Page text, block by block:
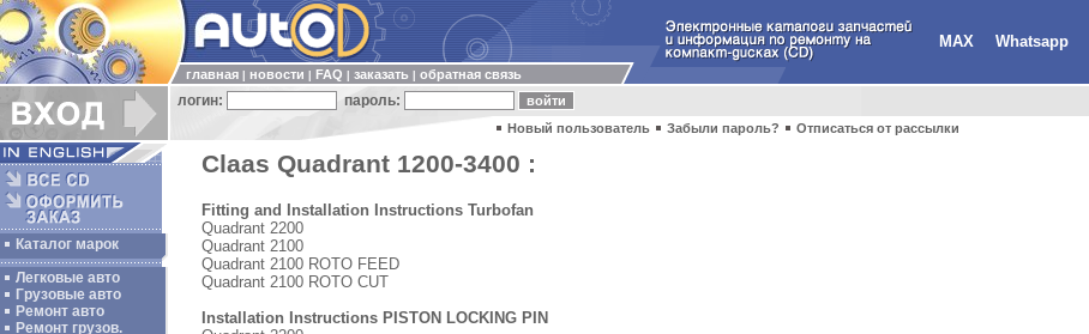
MAX Whatsapp
главная новости FAQ заказать обратная связь
логин: пароль:
Новый пользователь Забыли пароль? Отписаться от рассылки
Каталог марок
Легковые авто
Грузовые авто
Ремонт авто
Ремонт грузов.
Claas Quadrant 1200-3400 :
Fitting and Installation Instructions Turbofan
Quadrant 2200
Quadrant 2100
Quadrant 2100 ROTO FEED
Quadrant 2100 ROTO CUT
Installation Instructions PISTON LOCKING PIN